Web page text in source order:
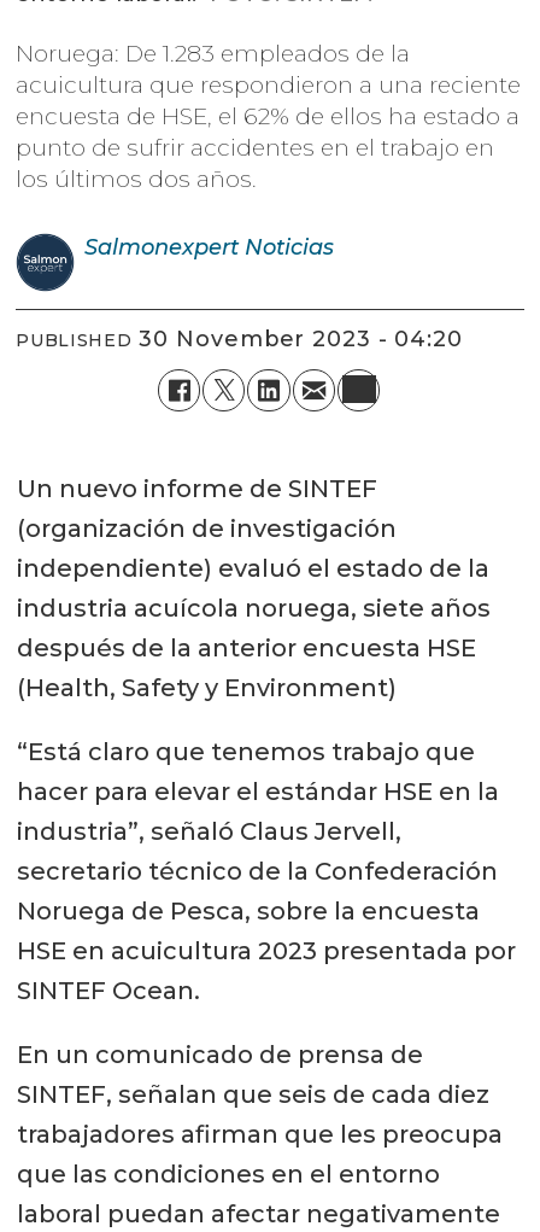
Noruega: De 1.283 empleados de la
acuicultura que respondieron a una reciente
encuesta de HSE, el 62% de ellos ha estado a
punto de sufrir accidentes en el trabajo en
los últimos dos años.
Salmonexpert Noticias
PUBLISHED 30 November 2023 - 04:20
Un nuevo informe de SINTEF
(organización de investigación
independiente) evaluó el estado de la
industria acuícola noruega, siete años
después de la anterior encuesta HSE
(Health, Safety y Environment)
“Está claro que tenemos trabajo que
hacer para elevar el estándar HSE en la
industria”, señaló Claus Jervell,
secretario técnico de la Confederación
Noruega de Pesca, sobre la encuesta
HSE en acuicultura 2023 presentada por
SINTEF Ocean.
En un comunicado de prensa de
SINTEF, señalan que seis de cada diez
trabajadores afirman que les preocupa
que las condiciones en el entorno
laboral puedan afectar negativamente